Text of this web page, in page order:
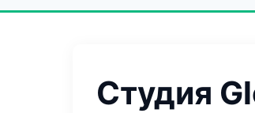
Студия